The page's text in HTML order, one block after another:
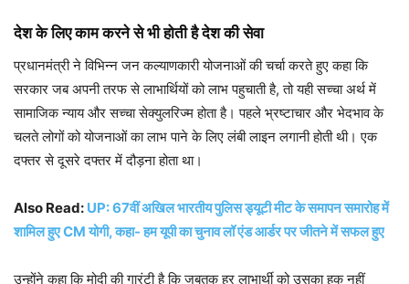
देश के लिए काम करने से भी होती है देश की सेवा
प्रधानमंत्री ने विभिन्न जन कल्याणकारी योजनाओं की चर्चा करते हुए कहा कि
सरकार जब अपनी तरफ से लाभार्थियों को लाभ पहुचाती है, तो यही सच्चा अर्थ में
सामाजिक न्याय और सच्चा सेक्युलरिज्म होता है। पहले भ्रष्टाचार और भेदभाव के
चलते लोगों को योजनाओं का लाभ पाने के लिए लंबी लाइन लगानी होती थी। एक
दफ्तर से दूसरे दफ्तर में दौड़ना होता था।
Also Read: UP: 67वीं अखिल भारतीय पुलिस ड्यूटी मीट के समापन समारोह में
शामिल हुए CM योगी, कहा- हम यूपी का चुनाव लॉ एंड आर्डर पर जीतने में सफल हुए
उन्होंने कहा कि मोदी की गारंटी है कि जबतक हर लाभार्थी को उसका हक नहीं